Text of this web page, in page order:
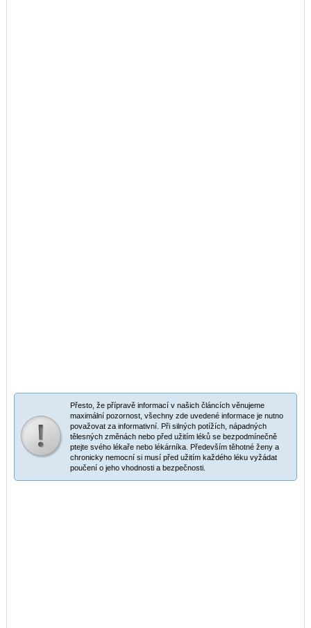
Přesto, že přípravě informací v našich článcích věnujeme
maximální pozornost, všechny zde uvedené informace je nutno
považovat za informativní. Při silných potížích, nápadných
tělesných změnách nebo před užitím léků se bezpodmínečně
ptejte svého lékaře nebo lékárníka. Především těhotné ženy a
chronicky nemocní si musí před užitím každého léku vyžádat
poučení o jeho vhodnosti a bezpečnosti.